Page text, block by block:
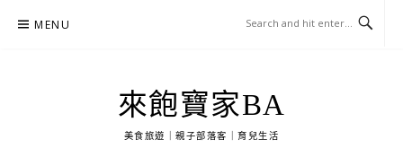
MENU
來飽寶家BA
美食旅遊｜親子部落客｜育兒生活